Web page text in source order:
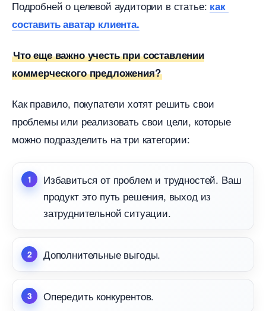
Подробней о целевой аудитории в статье: как
составить аватар клиента.
Что еще важно учесть при составлении
коммерческого предложения?
Как правило, покупатели хотят решить свои
проблемы или реализовать свои цели, которые
можно подразделить на три категории:
Избавиться от проблем и трудностей. Ваш
продукт это путь решения, выход из
затруднительной ситуации.
Дополнительные выгоды.
Опередить конкурентов.